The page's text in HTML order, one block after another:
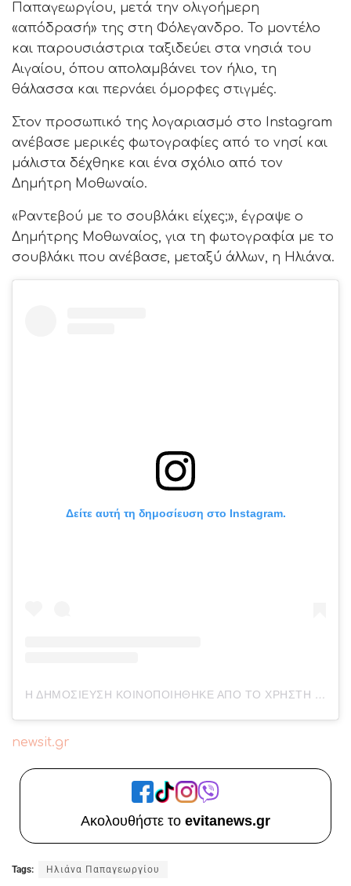
Παπαγεωργίου, μετά την ολιγοήμερη
«απόδρασή» της στη Φόλεγανδρο. Το μοντέλο
και παρουσιάστρια ταξιδεύει στα νησιά του
Αιγαίου, όπου απολαμβάνει τον ήλιο, τη
θάλασσα και περνάει όμορφες στιγμές.
Στον προσωπικό της λογαριασμό στο Instagram
ανέβασε μερικές φωτογραφίες από το νησί και
μάλιστα δέχθηκε και ένα σχόλιο από τον
Δημήτρη Μοθωναίο.
«Ραντεβού με το σουβλάκι είχες;», έγραψε ο
Δημήτρης Μοθωναίος, για τη φωτογραφία με το
σουβλάκι που ανέβασε, μεταξύ άλλων, η Ηλιάνα.
Δείτε αυτή τη δημοσίευση στο Instagram.
Η ΔΗΜΟΣΊΕΥΣΗ ΚΟΙΝΟΠΟΙΉΘΗΚΕ ΑΠΌ ΤΟ ΧΡΉΣΤΗ ILIANA PAPAGEORGIOU (@ILIANAPAPAGEORGIOU)
newsit.gr
Ακολουθήστε το evitanews.gr
Tags: Ηλιάνα Παπαγεωργίου